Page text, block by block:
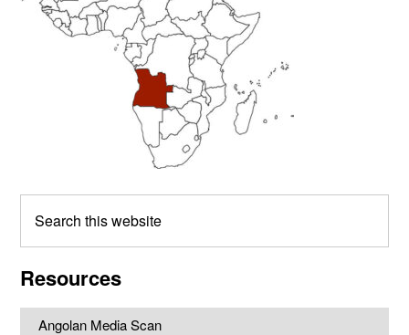
this
Resources
Angolan Media Scan